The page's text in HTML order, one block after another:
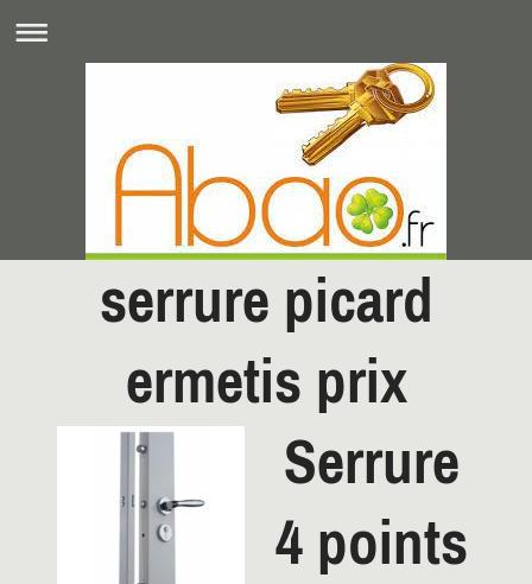
serrure picard
ermetis prix
Serrure
4 points